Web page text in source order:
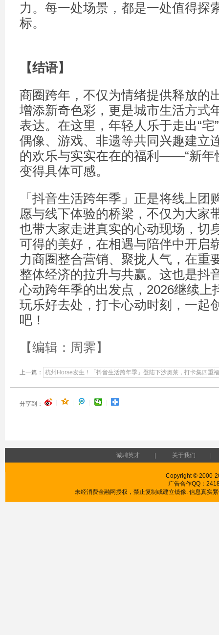
力。每一处场景，都是一处值得探
标。
【结语】
商圈跨年，不仅为情绪提供释放的
增添新奇色彩，更是城市生活方式
表达。在这里，年轻人乐于走出“宅
偶像、游戏、非遗等共同兴趣建立
的欢乐与实实在在的福利——“新年
变得具体可感。
「抖音生活跨年季」正是将线上团
愿与线下体验的桥梁，不仅为大家
也带大家走进真实的心动现场，切
可得的美好，在相遇与陪伴中开启
力商圈整合营销、聚拢人气，在重
整体经济的拉升与共赢。这也是抖
心动跨年季的出发点，2026继续上
玩乐好去处，打卡心动时刻，一起
吧！
【编辑：周霁】
上一篇： 杭州Horse发生！「抖音生活跨年季」登陆下沙奥莱，打卡集四重
分享到：
诚聘英才 关于我们
Copyright © 2000-
广告合作QQ：
未经消费金融网授权，禁止复制或建立镜像. 信息真实